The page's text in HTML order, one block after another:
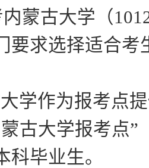
蒙古大学 （
要求选择适合
学作为报考点
古大学报考点”
科毕业生。